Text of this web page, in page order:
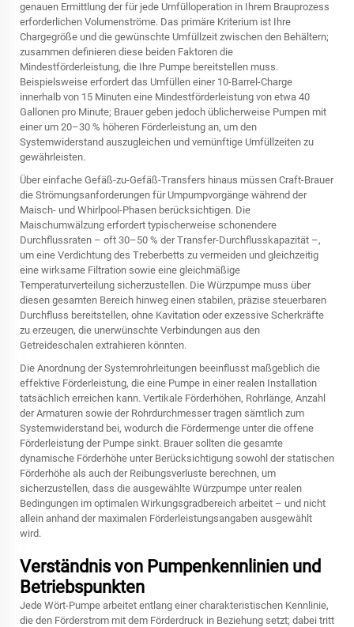
genauen Ermittlung der für jede Umfülloperation in Ihrem Brauprozess
erforderlichen Volumenströme. Das primäre Kriterium ist Ihre
Chargegröße und die gewünschte Umfüllzeit zwischen den Behältern;
zusammen definieren diese beiden Faktoren die
Mindestförderleistung, die Ihre Pumpe bereitstellen muss.
Beispielsweise erfordert das Umfüllen einer 10-Barrel-Charge
innerhalb von 15 Minuten eine Mindestförderleistung von etwa 40
Gallonen pro Minute; Brauer geben jedoch üblicherweise Pumpen mit
einer um 20–30 % höheren Förderleistung an, um den
Systemwiderstand auszugleichen und vernünftige Umfüllzeiten zu
gewährleisten.
Über einfache Gefäß-zu-Gefäß-Transfers hinaus müssen Craft-Brauer
die Strömungsanforderungen für Umpumpvorgänge während der
Maisch- und Whirlpool-Phasen berücksichtigen. Die
Maischumwälzung erfordert typischerweise schonendere
Durchflussraten – oft 30–50 % der Transfer-Durchflusskapazität –,
um eine Verdichtung des Treberbetts zu vermeiden und gleichzeitig
eine wirksame Filtration sowie eine gleichmäßige
Temperaturverteilung sicherzustellen. Die Würzpumpe muss über
diesen gesamten Bereich hinweg einen stabilen, präzise steuerbaren
Durchfluss bereitstellen, ohne Kavitation oder exzessive Scherkräfte
zu erzeugen, die unerwünschte Verbindungen aus den
Getreideschalen extrahieren könnten.
Die Anordnung der Systemrohrleitungen beeinflusst maßgeblich die
effektive Förderleistung, die eine Pumpe in einer realen Installation
tatsächlich erreichen kann. Vertikale Förderhöhen, Rohrlänge, Anzahl
der Armaturen sowie der Rohrdurchmesser tragen sämtlich zum
Systemwiderstand bei, wodurch die Fördermenge unter die offene
Förderleistung der Pumpe sinkt. Brauer sollten die gesamte
dynamische Förderhöhe unter Berücksichtigung sowohl der statischen
Förderhöhe als auch der Reibungsverluste berechnen, um
sicherzustellen, dass die ausgewählte Würzpumpe unter realen
Bedingungen im optimalen Wirkungsgradbereich arbeitet – und nicht
allein anhand der maximalen Förderleistungsangaben ausgewählt
wird.
Verständnis von Pumpenkennlinien und
Betriebspunkten
Jede Wört-Pumpe arbeitet entlang einer charakteristischen Kennlinie,
die den Förderstrom mit dem Förderdruck in Beziehung setzt; dabei tritt